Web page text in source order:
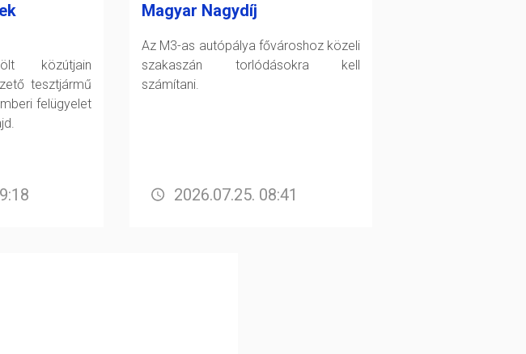
közútjain
tesztjármű
felügyelet
Magyar Nagydíj
Az M3-as autópálya fővároshoz közeli
szakaszán torlódásokra kell
számítani.
2026.07.25. 08:41